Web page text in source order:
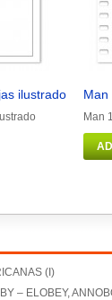
ilustrado Man
Man
(I)
– ELOBEY,